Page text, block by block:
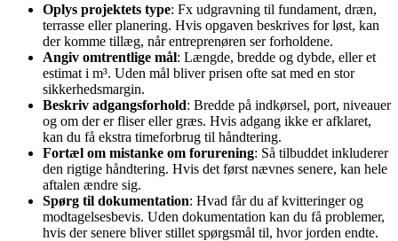
Oplys projektets type: Fx udgravning til fundament, dræn,
terrasse eller planering. Hvis opgaven beskrives for løst, kan
der komme tillæg, når entreprenøren ser forholdene.
Angiv omtrentlige mål: Længde, bredde og dybde, eller et
estimat i m³. Uden mål bliver prisen ofte sat med en stor
sikkerhedsmargin.
Beskriv adgangsforhold: Bredde på indkørsel, port, niveauer
og om der er fliser eller græs. Hvis adgang ikke er afklaret,
kan du få ekstra timeforbrug til håndtering.
Fortæl om mistanke om forurening: Så tilbuddet inkluderer
den rigtige håndtering. Hvis det først nævnes senere, kan hele
aftalen ændre sig.
Spørg til dokumentation: Hvad får du af kvitteringer og
modtagelsesbevis. Uden dokumentation kan du få problemer,
hvis der senere bliver stillet spørgsmål til, hvor jorden endte.